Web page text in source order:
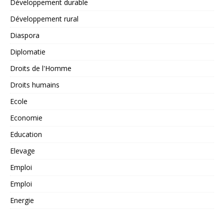
Développement durable
Développement rural
Diaspora
Diplomatie
Droits de l'Homme
Droits humains
Ecole
Economie
Education
Elevage
Emploi
Emploi
Energie